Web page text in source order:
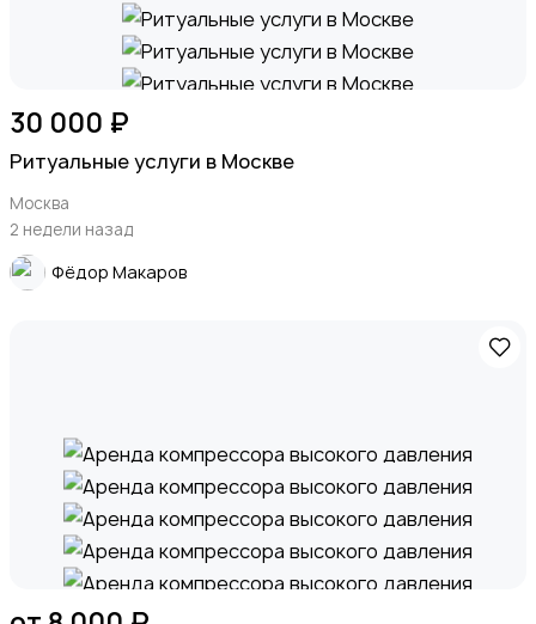
30 000 ₽
Ритуальные услуги в Москве
Москва
2 недели назад
Фёдор Макаров